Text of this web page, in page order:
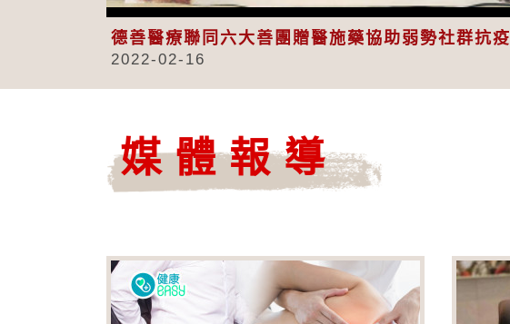
德善醫療聯同六大善團贈醫施藥協助弱勢社群抗疫
2022-02-16
媒體報導